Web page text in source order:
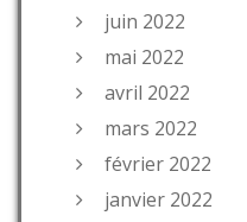
juin 2022
mai 2022
avril 2022
mars 2022
février 2022
janvier 2022